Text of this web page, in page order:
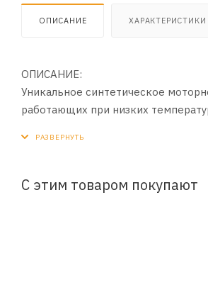
ОПИСАНИЕ ХАРАКТЕРИСТИКИ
ОПИСАНИЕ:
Уникальное синтетическое
работающих при низких
ПРИМЕНЕНИЕ:
С этим товаром покупают